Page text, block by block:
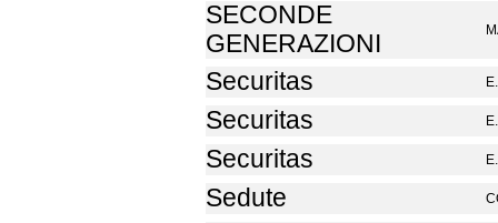
SECONDE
GENERAZIONI
Securitas
Securitas
Securitas
Sedute